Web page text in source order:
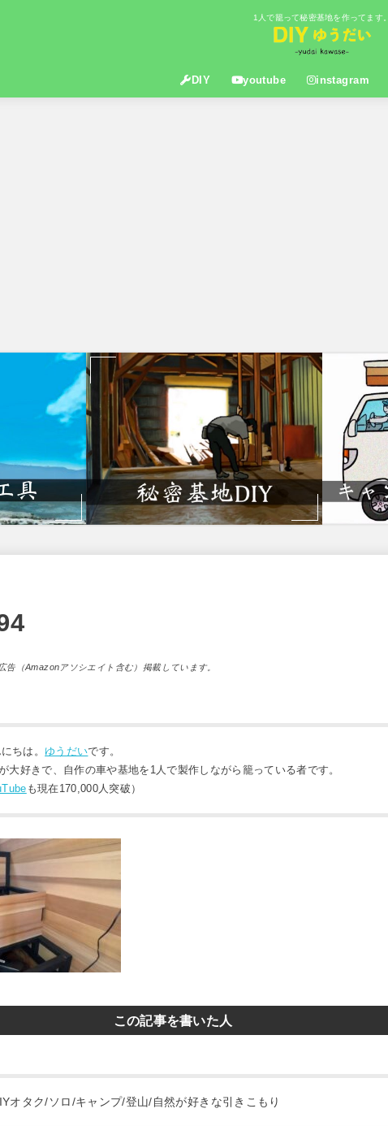
1人で籠って秘密基地を作ってます。
DIY youtube instagram
告（Amazonアソシエイト含む）掲載しています。
ちは。ゆうだいです。
大好きで、自作の車や基地を1人で製作しながら籠っている者です。
も現在170,000人突破）
この記事を書いた人
オタク/ソロ/キャンプ/登山/自然が好きな引きこもり